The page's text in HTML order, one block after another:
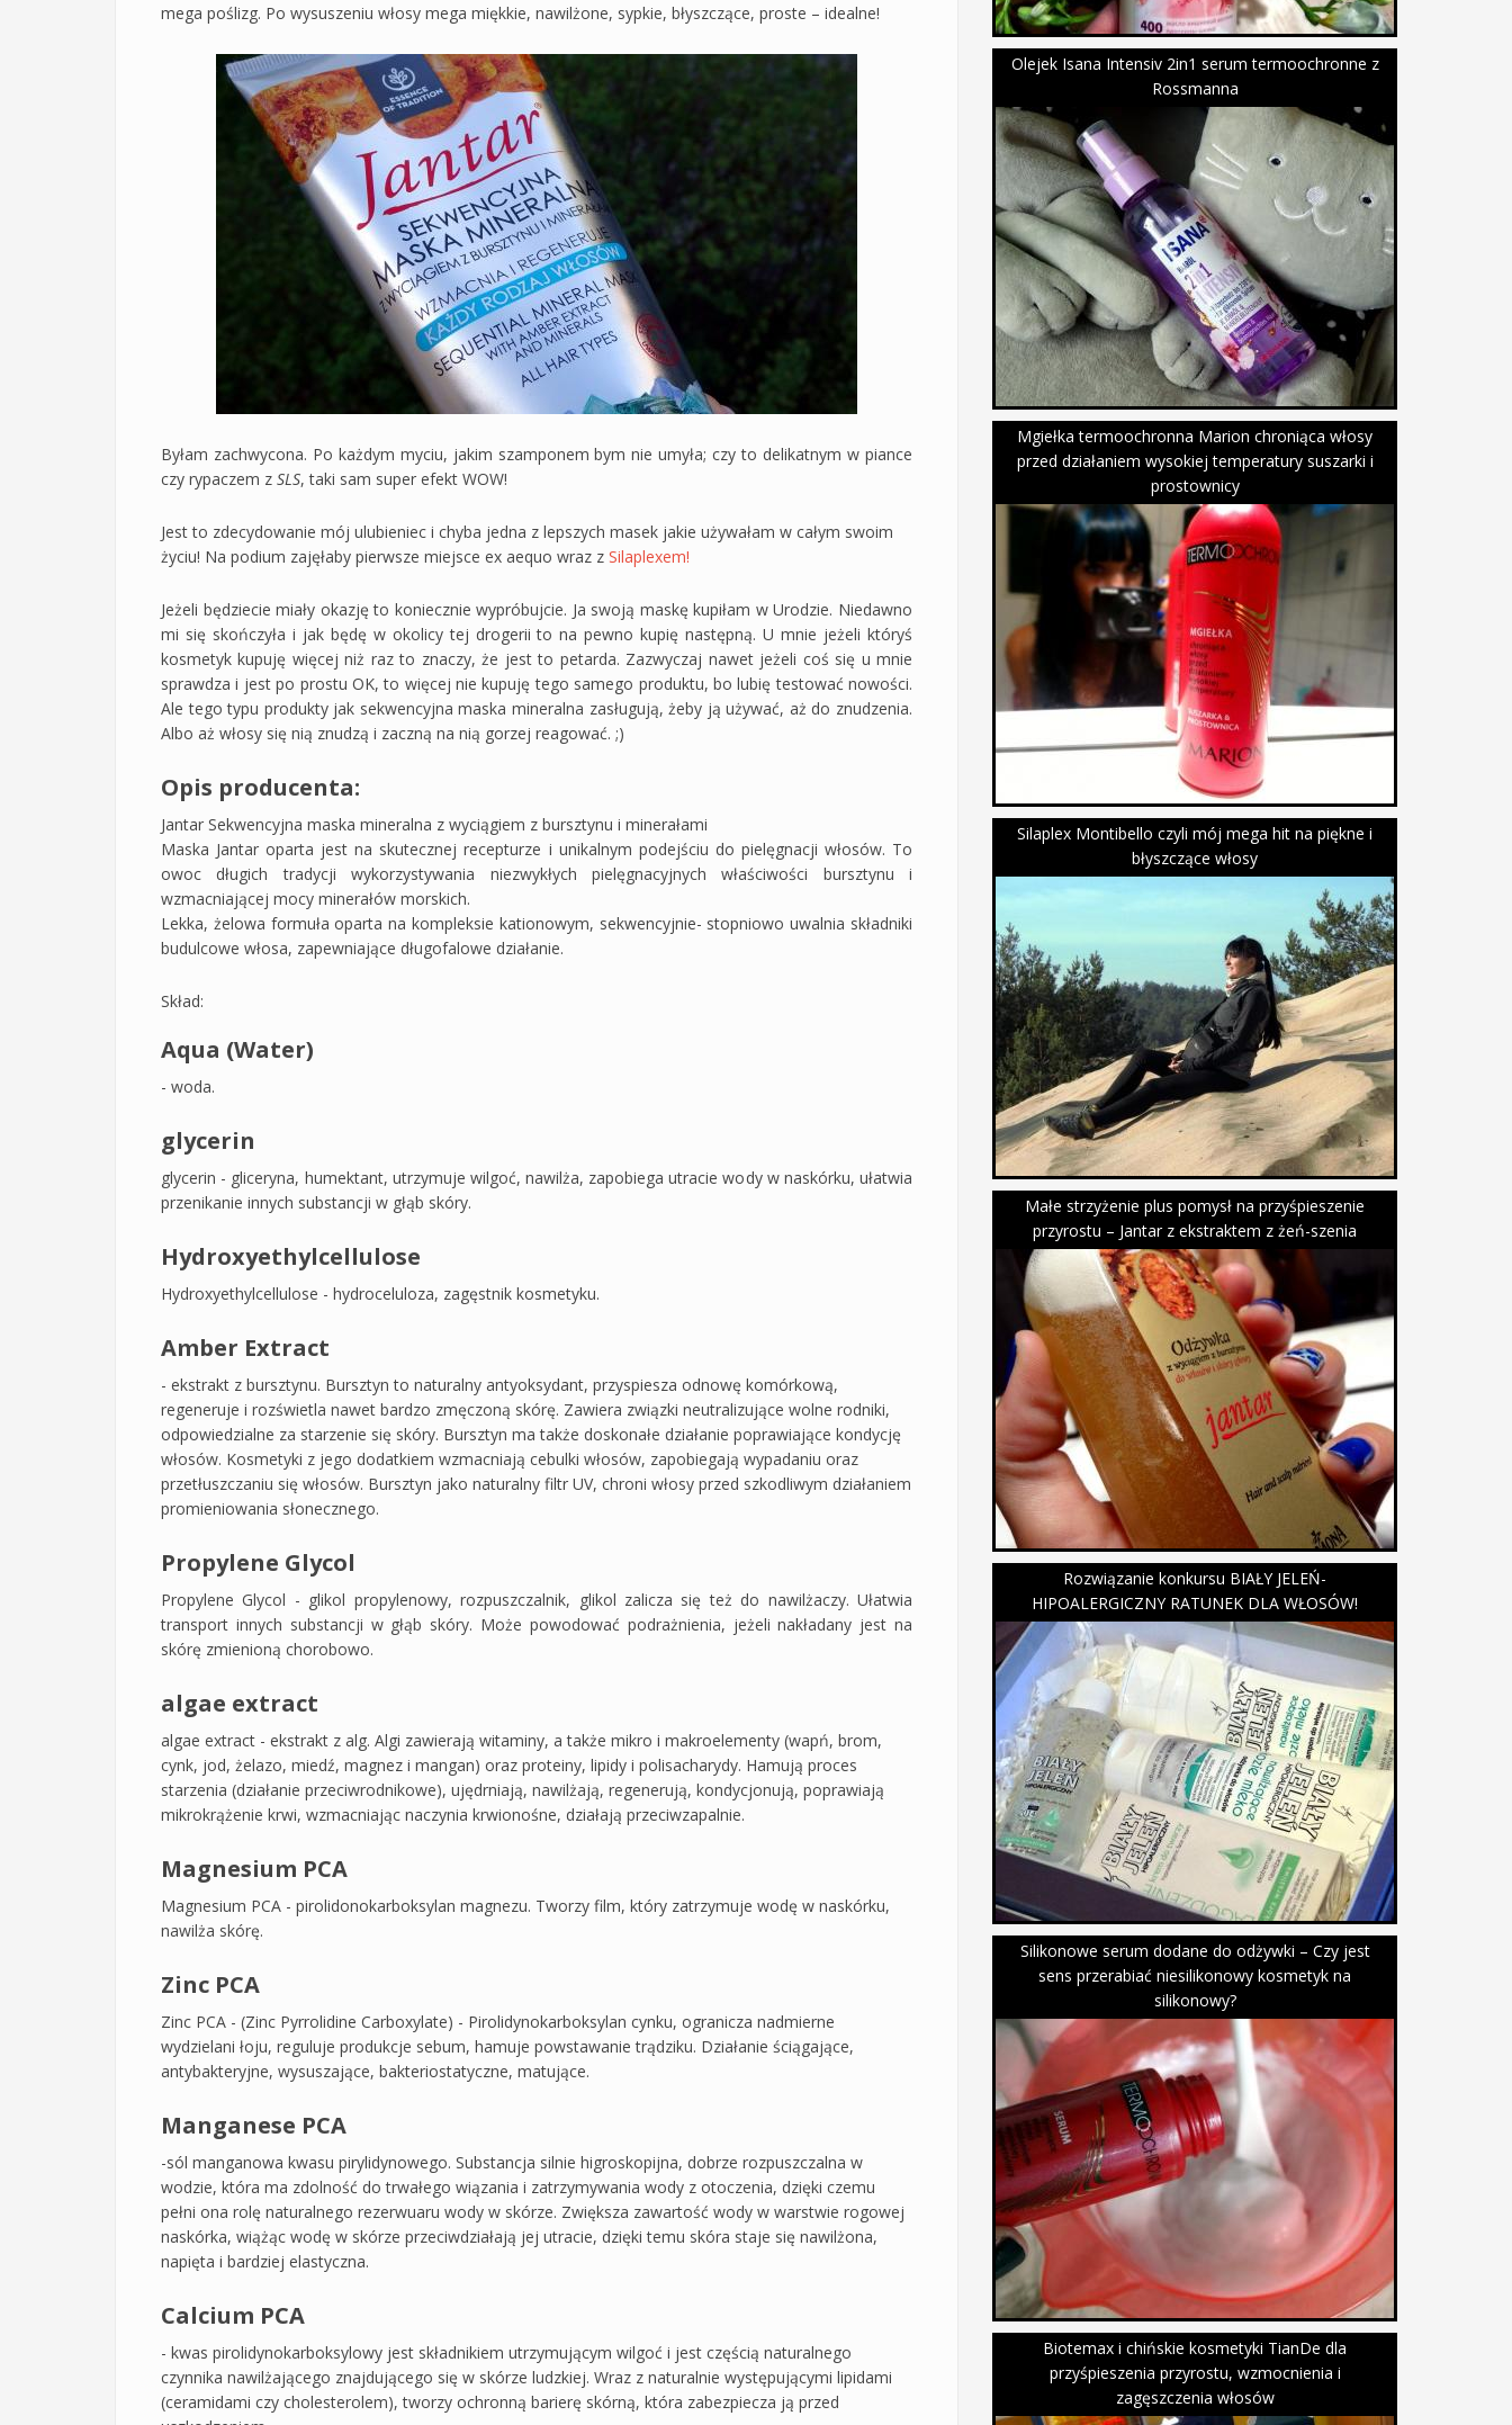
mega poślizg. Po wysuszeniu włosy mega miękkie, nawilżone, sypkie, błyszczące, proste – idealne!
Byłam zachwycona. Po każdym myciu, jakim szamponem bym nie umyła; czy to delikatnym w piance
czy rypaczem z SLS, taki sam super efekt WOW!
Jest to zdecydowanie mój ulubieniec i chyba jedna z lepszych masek jakie używałam w całym swoim
życiu! Na podium zajęłaby pierwsze miejsce ex aequo wraz z Silaplexem!
Jeżeli będziecie miały okazję to koniecznie wypróbujcie. Ja swoją maskę kupiłam w Urodzie. Niedawno
mi się skończyła i jak będę w okolicy tej drogerii to na pewno kupię następną. U mnie jeżeli któryś
kosmetyk kupuję więcej niż raz to znaczy, że jest to petarda. Zazwyczaj nawet jeżeli coś się u mnie
sprawdza i jest po prostu OK, to więcej nie kupuję tego samego produktu, bo lubię testować nowości.
Ale tego typu produkty jak sekwencyjna maska mineralna zasługują, żeby ją używać, aż do znudzenia.
Albo aż włosy się nią znudzą i zaczną na nią gorzej reagować. ;)
Opis producenta:
Jantar Sekwencyjna maska mineralna z wyciągiem z bursztynu i minerałami
Maska Jantar oparta jest na skutecznej recepturze i unikalnym podejściu do pielęgnacji włosów. To
owoc długich tradycji wykorzystywania niezwykłych pielęgnacyjnych właściwości bursztynu i
wzmacniającej mocy minerałów morskich.
Lekka, żelowa formuła oparta na kompleksie kationowym, sekwencyjnie- stopniowo uwalnia składniki
budulcowe włosa, zapewniające długofalowe działanie.
Skład:
Aqua (Water)
- woda.
glycerin
glycerin - gliceryna, humektant, utrzymuje wilgoć, nawilża, zapobiega utracie wody w naskórku, ułatwia
przenikanie innych substancji w głąb skóry.
Hydroxyethylcellulose
Hydroxyethylcellulose - hydroceluloza, zagęstnik kosmetyku.
Amber Extract
- ekstrakt z bursztynu. Bursztyn to naturalny antyoksydant, przyspiesza odnowę komórkową,
regeneruje i rozświetla nawet bardzo zmęczoną skórę. Zawiera związki neutralizujące wolne rodniki,
odpowiedzialne za starzenie się skóry. Bursztyn ma także doskonałe działanie poprawiające kondycję
włosów. Kosmetyki z jego dodatkiem wzmacniają cebulki włosów, zapobiegają wypadaniu oraz
przetłuszczaniu się włosów. Bursztyn jako naturalny filtr UV, chroni włosy przed szkodliwym działaniem
promieniowania słonecznego.
Propylene Glycol
Propylene Glycol - glikol propylenowy, rozpuszczalnik, glikol zalicza się też do nawilżaczy. Ułatwia
transport innych substancji w głąb skóry. Może powodować podrażnienia, jeżeli nakładany jest na
skórę zmienioną chorobowo.
algae extract
algae extract - ekstrakt z alg. Algi zawierają witaminy, a także mikro i makroelementy (wapń, brom,
cynk, jod, żelazo, miedź, magnez i mangan) oraz proteiny, lipidy i polisacharydy. Hamują proces
starzenia (działanie przeciwrodnikowe), ujędrniają, nawilżają, regenerują, kondycjonują, poprawiają
mikrokrążenie krwi, wzmacniając naczynia krwionośne, działają przeciwzapalnie.
Magnesium PCA
Magnesium PCA - pirolidonokarboksylan magnezu. Tworzy film, który zatrzymuje wodę w naskórku,
nawilża skórę.
Zinc PCA
Zinc PCA - (Zinc Pyrrolidine Carboxylate) - Pirolidynokarboksylan cynku, ogranicza nadmierne
wydzielani łoju, reguluje produkcje sebum, hamuje powstawanie trądziku. Działanie ściągające,
antybakteryjne, wysuszające, bakteriostatyczne, matujące.
Manganese PCA
-sól manganowa kwasu pirylidynowego. Substancja silnie higroskopijna, dobrze rozpuszczalna w
wodzie, która ma zdolność do trwałego wiązania i zatrzymywania wody z otoczenia, dzięki czemu
pełni ona rolę naturalnego rezerwuaru wody w skórze. Zwiększa zawartość wody w warstwie rogowej
naskórka, wiążąc wodę w skórze przeciwdziałają jej utracie, dzięki temu skóra staje się nawilżona,
napięta i bardziej elastyczna.
Calcium PCA
- kwas pirolidynokarboksylowy jest składnikiem utrzymującym wilgoć i jest częścią naturalnego
czynnika nawilżającego znajdującego się w skórze ludzkiej. Wraz z naturalnie występującymi lipidami
(ceramidami czy cholesterolem), tworzy ochronną barierę skórną, która zabezpiecza ją przed
Olejek Isana Intensiv 2in1 serum termoochronne z
Rossmanna
Mgiełka termoochronna Marion chroniąca włosy
przed działaniem wysokiej temperatury suszarki i
prostownicy
Silaplex Montibello czyli mój mega hit na piękne i
błyszczące włosy
Małe strzyżenie plus pomysł na przyśpieszenie
przyrostu – Jantar z ekstraktem z żeń-szenia
Rozwiązanie konkursu BIAŁY JELEŃ-
HIPOALERGICZNY RATUNEK DLA WŁOSÓW!
Silikonowe serum dodane do odżywki – Czy jest
sens przerabiać niesilikonowy kosmetyk na
silikonowy?
Biotemax i chińskie kosmetyki TianDe dla
przyśpieszenia przyrostu, wzmocnienia i
zagęszczenia włosów